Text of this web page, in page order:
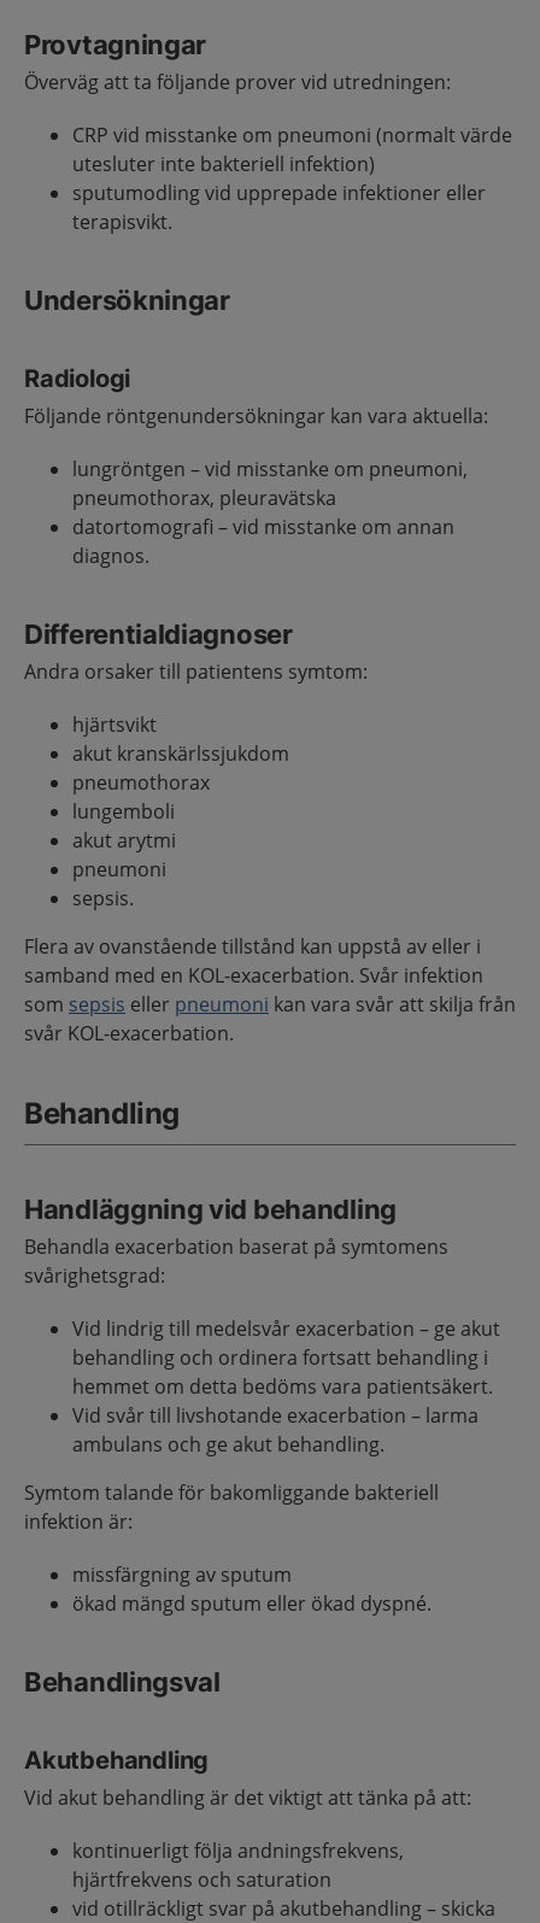
Provtagningar
Överväg att ta följande prover vid utredningen:
CRP vid misstanke om pneumoni (normalt värde
utesluter inte bakteriell infektion)
sputumodling vid upprepade infektioner eller
terapisvikt.
Undersökningar
Radiologi
Följande röntgenundersökningar kan vara aktuella:
lungröntgen – vid misstanke om pneumoni,
pneumothorax, pleuravätska
datortomografi – vid misstanke om annan
diagnos.
Differentialdiagnoser
Andra orsaker till patientens symtom:
hjärtsvikt
akut kranskärlssjukdom
pneumothorax
lungemboli
akut arytmi
pneumoni
sepsis.
Flera av ovanstående tillstånd kan uppstå av eller i
samband med en KOL-exacerbation. Svår infektion
som sepsis eller pneumoni kan vara svår att skilja från
svår KOL-exacerbation.
Behandling
Handläggning vid behandling
Behandla exacerbation baserat på symtomens
svårighetsgrad:
Vid lindrig till medelsvår exacerbation – ge akut
behandling och ordinera fortsatt behandling i
hemmet om detta bedöms vara patientsäkert.
Vid svår till livshotande exacerbation – larma
ambulans och ge akut behandling.
Symtom talande för bakomliggande bakteriell
infektion är:
missfärgning av sputum
ökad mängd sputum eller ökad dyspné.
Behandlingsval
Akutbehandling
Vid akut behandling är det viktigt att tänka på att:
kontinuerligt följa andningsfrekvens,
hjärtfrekvens och saturation
vid otillräckligt svar på akutbehandling – skicka